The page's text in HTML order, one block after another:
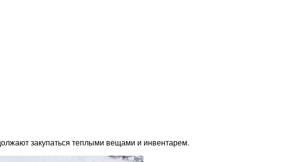
закупаться теплыми вещами и инвентарем.